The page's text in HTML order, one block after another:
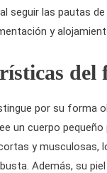
seguir las pautas
y
del
por su forma
un cuerpo
y musculosas,
Además, su